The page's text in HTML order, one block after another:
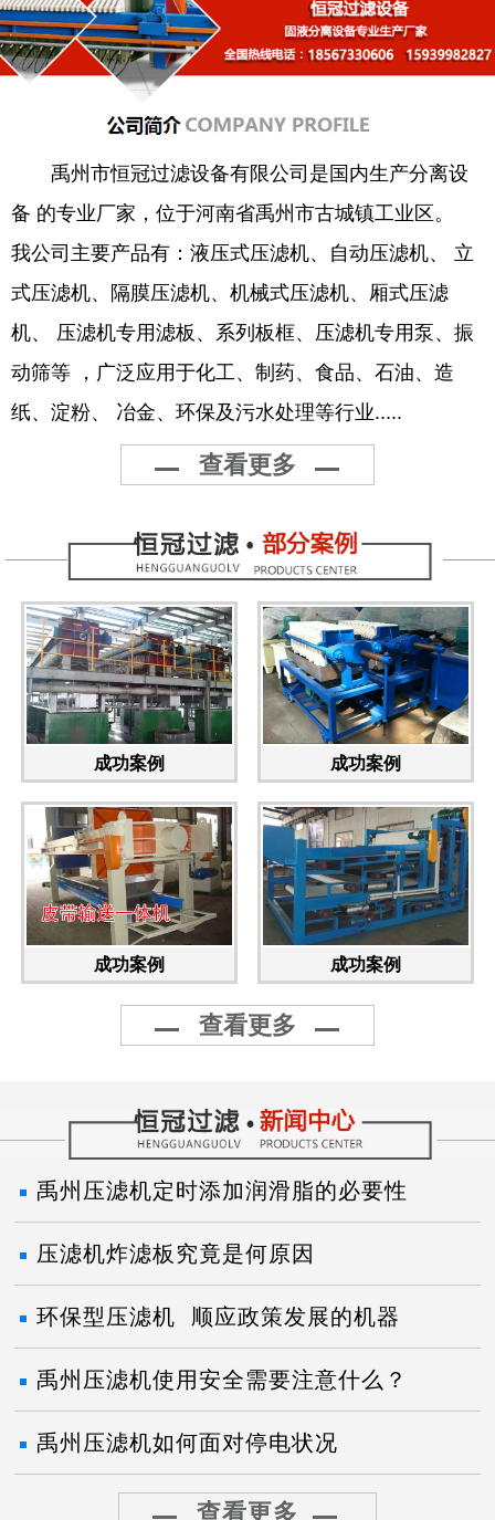
禹州市恒冠过滤设备有限公司是国内生产分离设
备 的专业厂家，位于河南省禹州市古城镇工业区。
我公司主要产品有：液压式压滤机、自动压滤机、 立
式压滤机、隔膜压滤机、机械式压滤机、厢式压滤
机、 压滤机专用滤板、系列板框、压滤机专用泵、振
动筛等 ，广泛应用于化工、制药、食品、石油、造
纸、淀粉、 冶金、环保及污水处理等行业.....
查看更多
成功案例 成功案例
成功案例 成功案例
查看更多
禹州压滤机定时添加润滑脂的必要性
压滤机炸滤板究竟是何原因
环保型压滤机 顺应政策发展的机器
禹州压滤机使用安全需要注意什么？
禹州压滤机如何面对停电状况
查看更多